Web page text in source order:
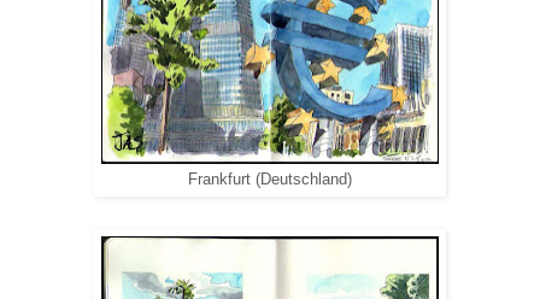
Frankfurt (Deutschland)